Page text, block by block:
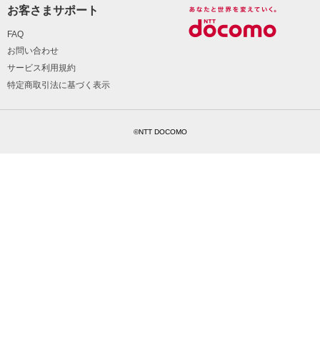
お客さまサポート
FAQ
お問い合わせ
サービス利用規約
特定商取引法に基づく表示
©NTT DOCOMO